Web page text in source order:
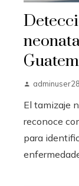
El tamizaje
reconoce
para